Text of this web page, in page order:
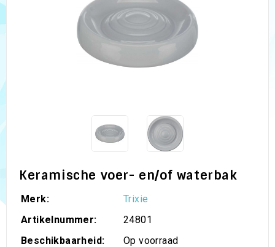
Keramische voer- en/of waterbak
Merk:
Trixie
Artikelnummer:
24801
Beschikbaarheid:
Op voorraad